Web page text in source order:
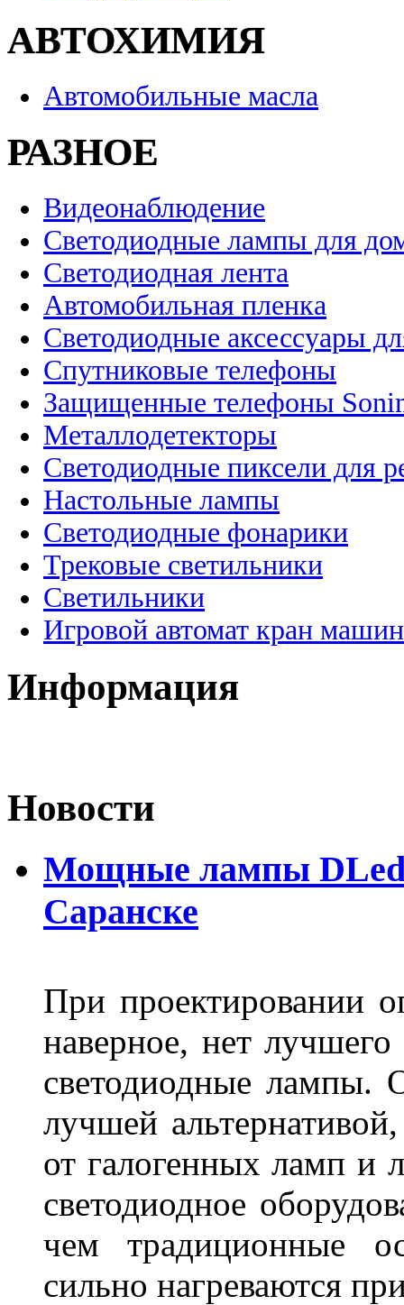
АВТОХИМИЯ
Автомобильные масла
РАЗНОЕ
Видеонаблюдение
Светодиодные лампы для
Светодиодная лента
Автомобильная пленка
Светодиодные аксессуары
Спутниковые телефоны
Защищенные телефоны
Металлодетекторы
Светодиодные пиксели для
Настольные лампы
Светодиодные фонарики
Трековые светильники
Светильники
Игровой автомат кран
Информация
Новости
Мощные лампы DLed
Саранске
При проектировании
наверное, нет
светодиодные лампы.
лучшей
от галогенных ламп и
светодиодное
чем традиционные
сильно нагреваются